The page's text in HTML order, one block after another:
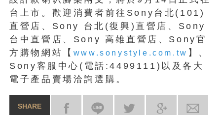
台上市。歡迎消費者前往Sony台北(101)
直營店、Sony 台北(復興)直營店、Sony
台中直營店、Sony 高雄直營店、Sony官
方購物網站【 www.sonystyle.com.tw 】、
Sony客服中心(電話:4499111)以及各大
電子產品賣場洽詢選購。
SHARE